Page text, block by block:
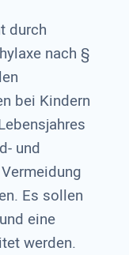
durch
nach §
bei Kindern
und
Es sollen
eine
werden.